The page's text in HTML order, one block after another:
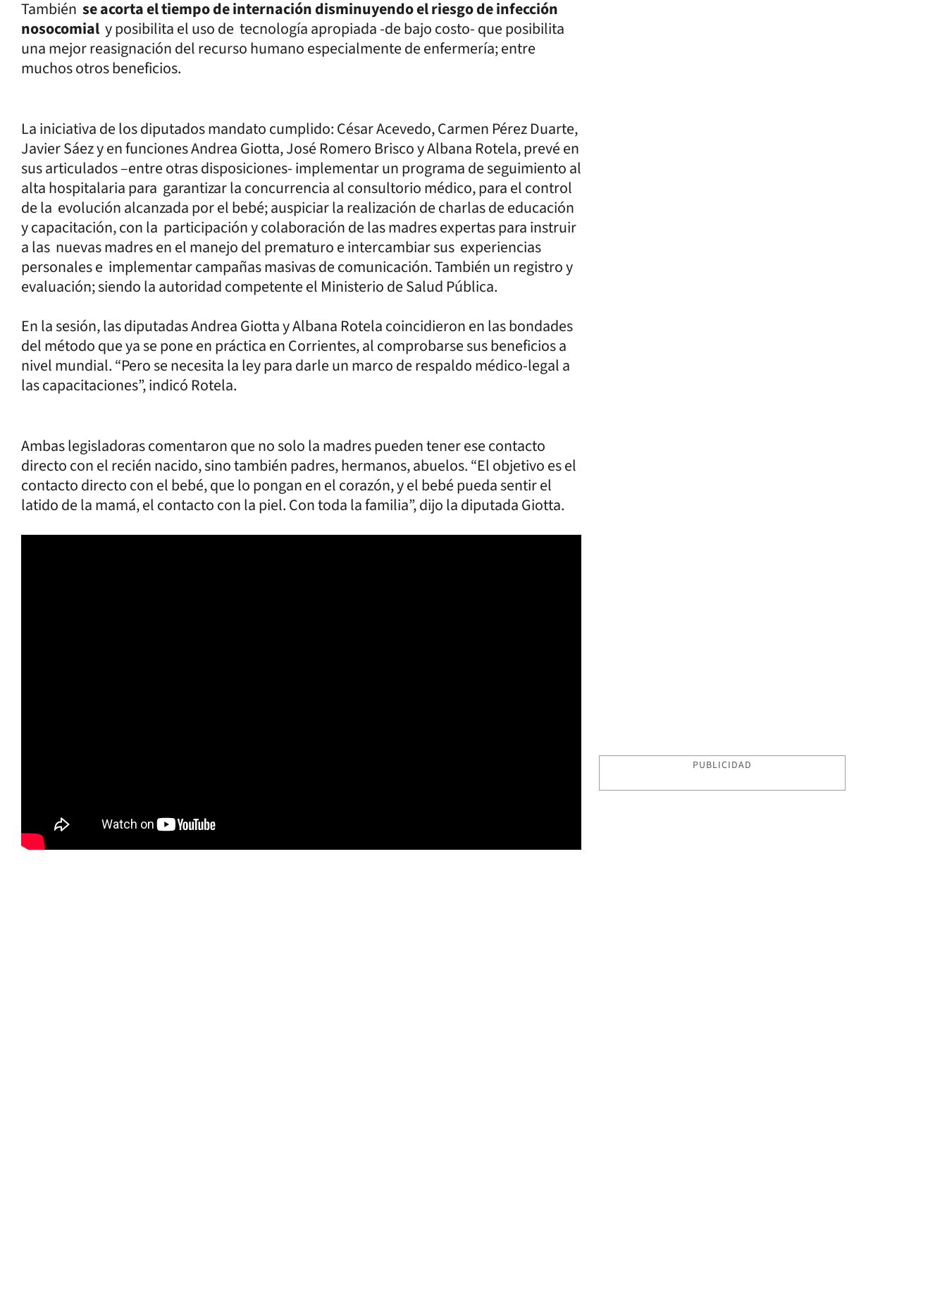
También se acorta el tiempo de internación disminuyendo el riesgo de infección
nosocomial y posibilita el uso de tecnología apropiada -de bajo costo- que posibilita
una mejor reasignación del recurso humano especialmente de enfermería; entre
muchos otros beneficios.
La iniciativa de los diputados mandato cumplido: César Acevedo, Carmen Pérez Duarte,
Javier Sáez y en funciones Andrea Giotta, José Romero Brisco y Albana Rotela, prevé en
sus articulados –entre otras disposiciones- implementar un programa de seguimiento al
alta hospitalaria para garantizar la concurrencia al consultorio médico, para el control
de la evolución alcanzada por el bebé; auspiciar la realización de charlas de educación
y capacitación, con la participación y colaboración de las madres expertas para instruir
a las nuevas madres en el manejo del prematuro e intercambiar sus experiencias
personales e implementar campañas masivas de comunicación. También un registro y
evaluación; siendo la autoridad competente el Ministerio de Salud Pública.
En la sesión, las diputadas Andrea Giotta y Albana Rotela coincidieron en las bondades
del método que ya se pone en práctica en Corrientes, al comprobarse sus beneficios a
nivel mundial. “Pero se necesita la ley para darle un marco de respaldo médico-legal a
las capacitaciones”, indicó Rotela.
Ambas legisladoras comentaron que no solo la madres pueden tener ese contacto
directo con el recién nacido, sino también padres, hermanos, abuelos. “El objetivo es el
contacto directo con el bebé, que lo pongan en el corazón, y el bebé pueda sentir el
latido de la mamá, el contacto con la piel. Con toda la familia”, dijo la diputada Giotta.
PUBLICIDAD